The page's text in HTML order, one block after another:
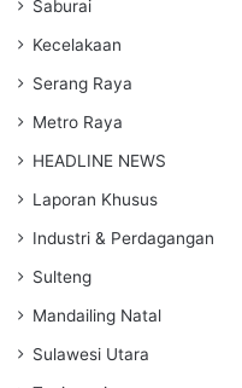
Saburai
Kecelakaan
Serang Raya
Metro Raya
HEADLINE NEWS
Laporan Khusus
Industri & Perdagangan
Sulteng
Mandailing Natal
Sulawesi Utara